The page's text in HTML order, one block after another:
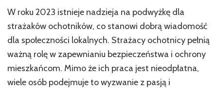
W roku 2023 istnieje nadzieja na podwyżkę dla
strażaków ochotników, co stanowi dobrą wiadomość
dla społeczności lokalnych. Strażacy ochotnicy pełnią
ważną rolę w zapewnianiu bezpieczeństwa i ochrony
mieszkańcom. Mimo że ich praca jest nieodpłatna,
wiele osób podejmuje to wyzwanie z pasją i